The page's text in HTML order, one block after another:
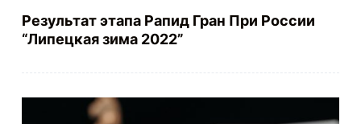
Результат этапа Рапид Гран При России
“Липецкая зима 2022”